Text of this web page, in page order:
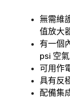
無需維
值放大
有一個
psi 空
可用作
具有反
配備集